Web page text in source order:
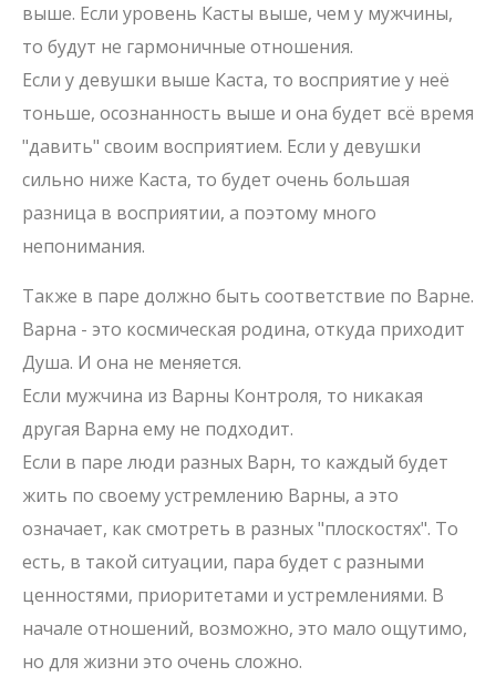
выше. Если уровень Касты выше, чем у мужчины,
то будут не гармоничные отношения.
Если у девушки выше Каста, то восприятие у неё
тоньше, осознанность выше и она будет всё время
"давить" своим восприятием. Если у девушки
сильно ниже Каста, то будет очень большая
разница в восприятии, а поэтому много
непонимания.
Также в паре должно быть соответствие по Варне.
Варна - это космическая родина, откуда приходит
Душа. И она не меняется.
Если мужчина из Варны Контроля, то никакая
другая Варна ему не подходит.
Если в паре люди разных Варн, то каждый будет
жить по своему устремлению Варны, а это
означает, как смотреть в разных "плоскостях". То
есть, в такой ситуации, пара будет с разными
ценностями, приоритетами и устремлениями. В
начале отношений, возможно, это мало ощутимо,
но для жизни это очень сложно.